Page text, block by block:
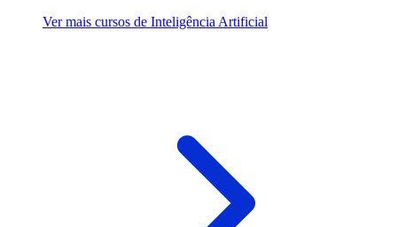
Ver mais cursos de Inteligência Artificial